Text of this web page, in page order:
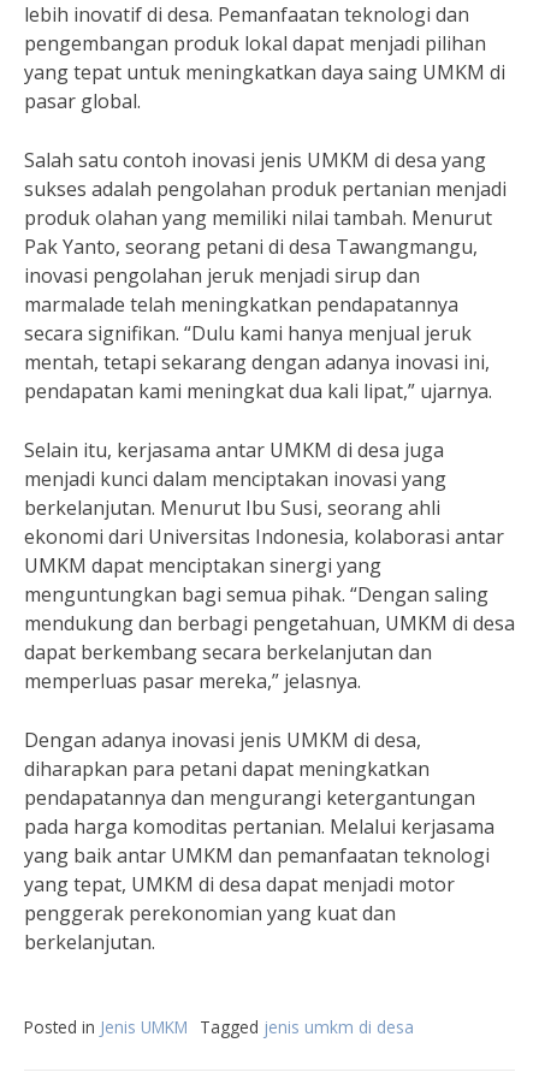
lebih inovatif di desa. Pemanfaatan teknologi dan
pengembangan produk lokal dapat menjadi pilihan
yang tepat untuk meningkatkan daya saing UMKM di
pasar global.
Salah satu contoh inovasi jenis UMKM di desa yang
sukses adalah pengolahan produk pertanian menjadi
produk olahan yang memiliki nilai tambah. Menurut
Pak Yanto, seorang petani di desa Tawangmangu,
inovasi pengolahan jeruk menjadi sirup dan
marmalade telah meningkatkan pendapatannya
secara signifikan. “Dulu kami hanya menjual jeruk
mentah, tetapi sekarang dengan adanya inovasi ini,
pendapatan kami meningkat dua kali lipat,” ujarnya.
Selain itu, kerjasama antar UMKM di desa juga
menjadi kunci dalam menciptakan inovasi yang
berkelanjutan. Menurut Ibu Susi, seorang ahli
ekonomi dari Universitas Indonesia, kolaborasi antar
UMKM dapat menciptakan sinergi yang
menguntungkan bagi semua pihak. “Dengan saling
mendukung dan berbagi pengetahuan, UMKM di desa
dapat berkembang secara berkelanjutan dan
memperluas pasar mereka,” jelasnya.
Dengan adanya inovasi jenis UMKM di desa,
diharapkan para petani dapat meningkatkan
pendapatannya dan mengurangi ketergantungan
pada harga komoditas pertanian. Melalui kerjasama
yang baik antar UMKM dan pemanfaatan teknologi
yang tepat, UMKM di desa dapat menjadi motor
penggerak perekonomian yang kuat dan
berkelanjutan.
Posted in Jenis UMKM Tagged jenis umkm di desa